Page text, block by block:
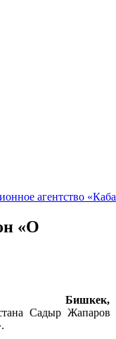
«О
Бишкек,
Садыр Жапаров